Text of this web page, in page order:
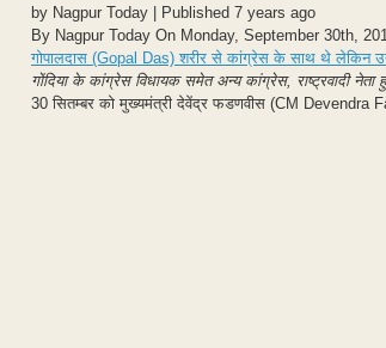
by Nagpur Today | Published 7 years ago
By Nagpur Today On Monday, September 30th,
गोपालदास (Gopal Das) शरीर से कांग्रेस के साथ थे लेकिन
गोंदिया के कांग्रेस विधायक समेत अन्य कांग्रेस, राष्ट्रवादी नेता
30 सितम्बर को मुख्यमंत्री देवेंद्र फडणवीस (CM Devendra